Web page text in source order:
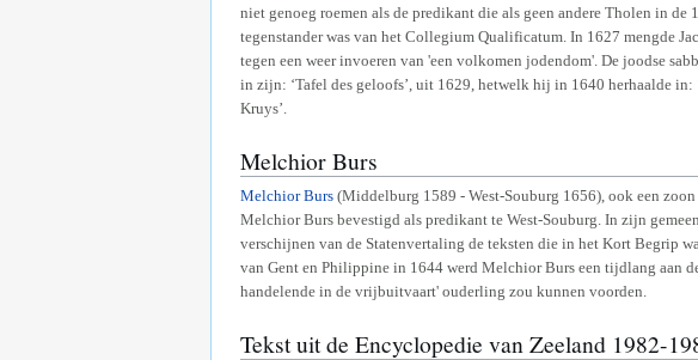
niet genoeg roemen als de predikant die als geen andere Tholen in
tegenstander was van het Collegium Qualificatum. In 1627 mengde
tegen een weer invoeren van 'een volkomen jodendom'. De joodse
in zijn: ‘Tafel des geloofs’, uit 1629, hetwelk hij in 1640 herhaalde
Kruys’.
Melchior Burs
Melchior Burs (Middelburg 1589 - West-Souburg 1656), ook een
Melchior Burs bevestigd als predikant te West-Souburg. In zijn
verschijnen van de Statenvertaling de teksten die in het Kort Begrip
van Gent en Philippine in 1644 werd Melchior Burs een tijdlang aan
handelende in de vrijbuitvaart' ouderling zou kunnen voorden.
Tekst uit de Encyclopedie van Zeeland 1982-